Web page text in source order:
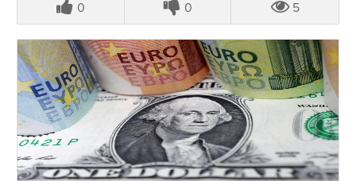
0 0 5